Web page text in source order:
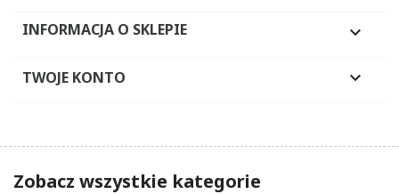
INFORMACJA O SKLEPIE 
TWOJE KONTO 
Zobacz wszystkie kategorie